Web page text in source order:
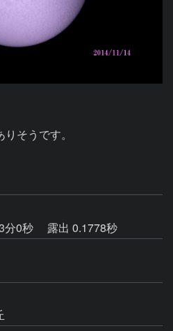
そうです。
分0秒
露出 0.1778秒